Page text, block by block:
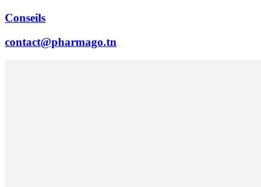
Conseils
contact@pharmago.tn